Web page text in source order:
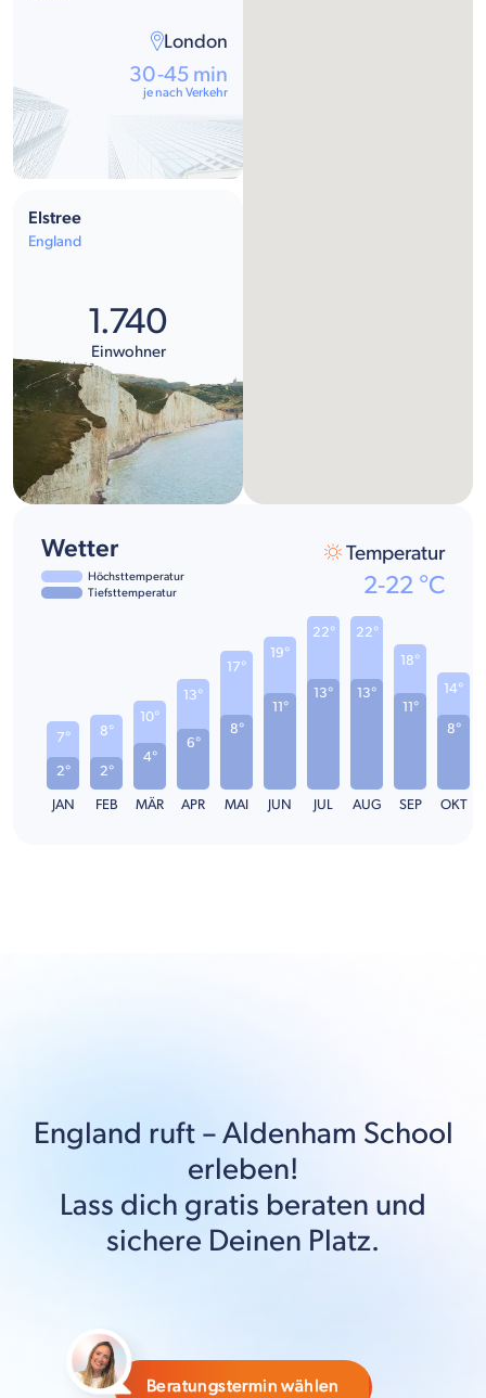
London
30-45 min
je nach Verkehr
Elstree
England
1.740
Einwohner
Wetter
Höchsttemperatur
Tiefsttemperatur
Temperatur
2-22 °C
2°
7°
JAN
2°
8°
FEB
4°
10°
MÄR
6°
13°
APR
8°
17°
MAI
11°
19°
JUN
13°
22°
JUL
13°
22°
AUG
11°
18°
SEP
8°
14°
OKT
England ruft –Aldenham School
erleben!
Lass dich gratis beraten und
sichere Deinen Platz.
Beratungstermin wählen